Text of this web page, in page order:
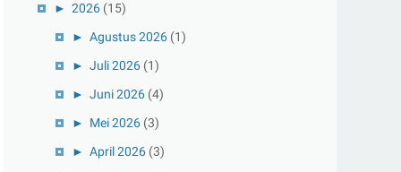
► 2026 (15)
► Agustus 2026 (1)
► Juli 2026 (1)
► Juni 2026 (4)
► Mei 2026 (3)
► April 2026 (3)